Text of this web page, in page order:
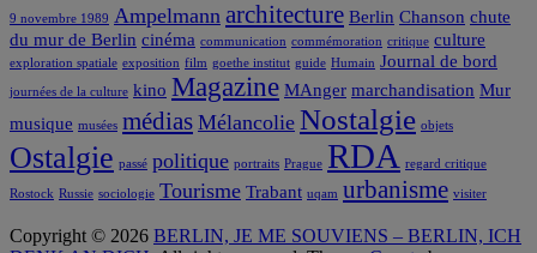
9 novembre 1989 Ampelmann architecture Berlin Chanson chute
du mur de Berlin cinéma communication commémoration critique culture
exploration spatiale exposition film goethe institut guide Humain Journal de bord
journées de la culture kino Magazine MAnger marchandisation Mur
musique musées médias Mélancolie Nostalgie objets
Ostalgie passé politique portraits Prague RDA regard critique
Rostock Russie sociologie Tourisme Trabant uqam urbanisme visiter
Copyright © 2026 BERLIN, JE ME SOUVIENS – BERLIN, ICH